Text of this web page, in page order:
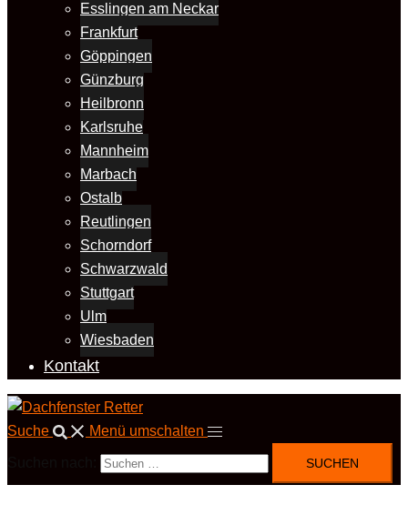
Esslingen am Neckar
Frankfurt
Göppingen
Günzburg
Heilbronn
Karlsruhe
Mannheim
Marbach
Ostalb
Reutlingen
Schorndorf
Schwarzwald
Stuttgart
Ulm
Wiesbaden
Kontakt
Suche Menü umschalten